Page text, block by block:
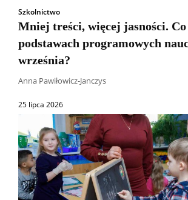
Szkolnictwo
Mniej treści, więcej jasności.
podstawach programowych
września?
Anna Pawiłowicz-Janczys
25 lipca 2026